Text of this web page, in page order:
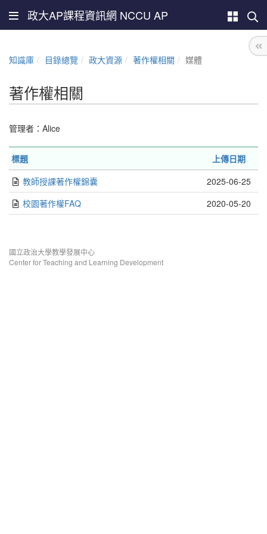
政大AP課程資訊網 NCCU AP
知識庫 目錄總覽 政大資源 著作權相關 媒體
著作權相關
管理者： Alice
標題
上傳日期
教師授課著作權錦囊
2025-06-25
校園著作權FAQ
2020-05-20
國立政治大學教學發展中心
Center for Teaching and Learning Development